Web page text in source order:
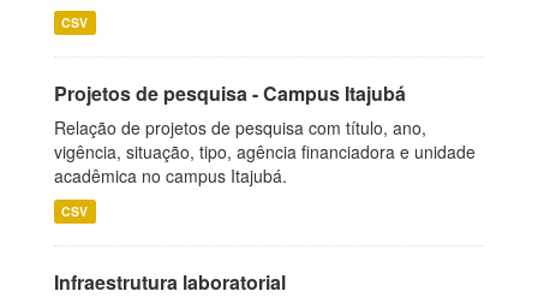
CSV
Projetos de pesquisa - Campus Itajubá
Relação de projetos de pesquisa com título, ano,
vigência, situação, tipo, agência financiadora e unidade
acadêmica no campus Itajubá.
CSV
Infraestrutura laboratorial